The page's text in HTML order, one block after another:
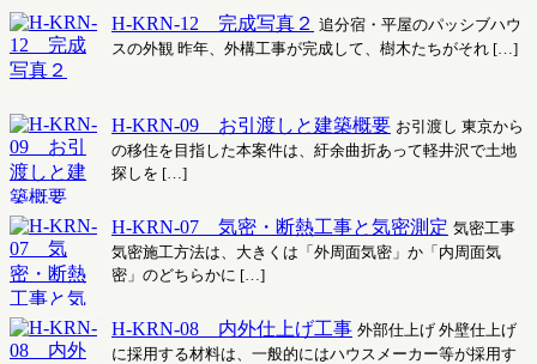
H-KRN-12 完成写真２ 追分宿・平屋のパッシブハウ
スの外観 昨年、外構工事が完成して、樹木たちがそれ […]
H-KRN-09 お引渡しと建築概要 お引渡し 東京から
の移住を目指した本案件は、紆余曲折あって軽井沢で土地
探しを […]
H-KRN-07 気密・断熱工事と気密測定 気密工事
気密施工方法は、大きくは「外周面気密」か「内周面気
密」のどちらかに […]
H-KRN-08 内外仕上げ工事 外部仕上げ 外壁仕上げ
に採用する材料は、一般的にはハウスメーカー等が採用す